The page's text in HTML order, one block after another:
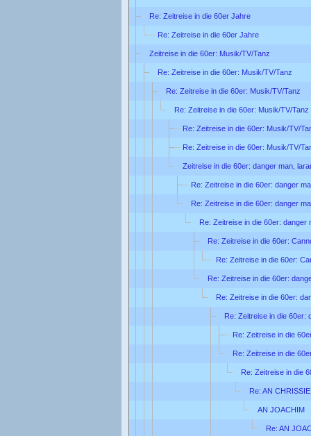
Re: Zeitreise in die 60er Jahre
Re: Zeitreise in die 60er Jahre
Zeitreise in die 60er: Musik/TV/Tanz
Re: Zeitreise in die 60er: Musik/TV/Tanz
Re: Zeitreise in die 60er: Musik/TV/Tanz
Re: Zeitreise in die 60er: Musik/TV/Tanz
Re: Zeitreise in die 60er: Musik/TV/
Re: Zeitreise in die 60er: Musik/TV/
Zeitreise in die 60er: danger man,
Re: Zeitreise in die 60er: danger
Re: Zeitreise in die 60er: danger
Re: Zeitreise in die 60er: danger
Re: Zeitreise in die 60er:
Re: Zeitreise in die 60er:
Re: Zeitreise in die 60er:
Re: Zeitreise in die 60er:
Re: Zeitreise in die 60er:
Re: Zeitreise in die
Re: Zeitreise in die
Re: Zeitreise in die
Re: AN CHRISSIE
AN JOACHIM
Re: AN